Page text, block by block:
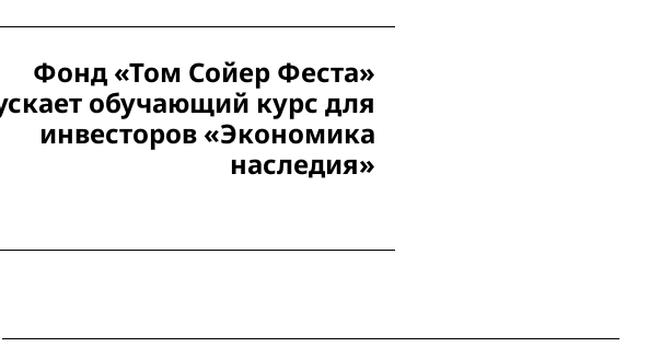
Фонд «Том Сойер Феста»
обучающий курс для
инвесторов «Экономика
наследия»